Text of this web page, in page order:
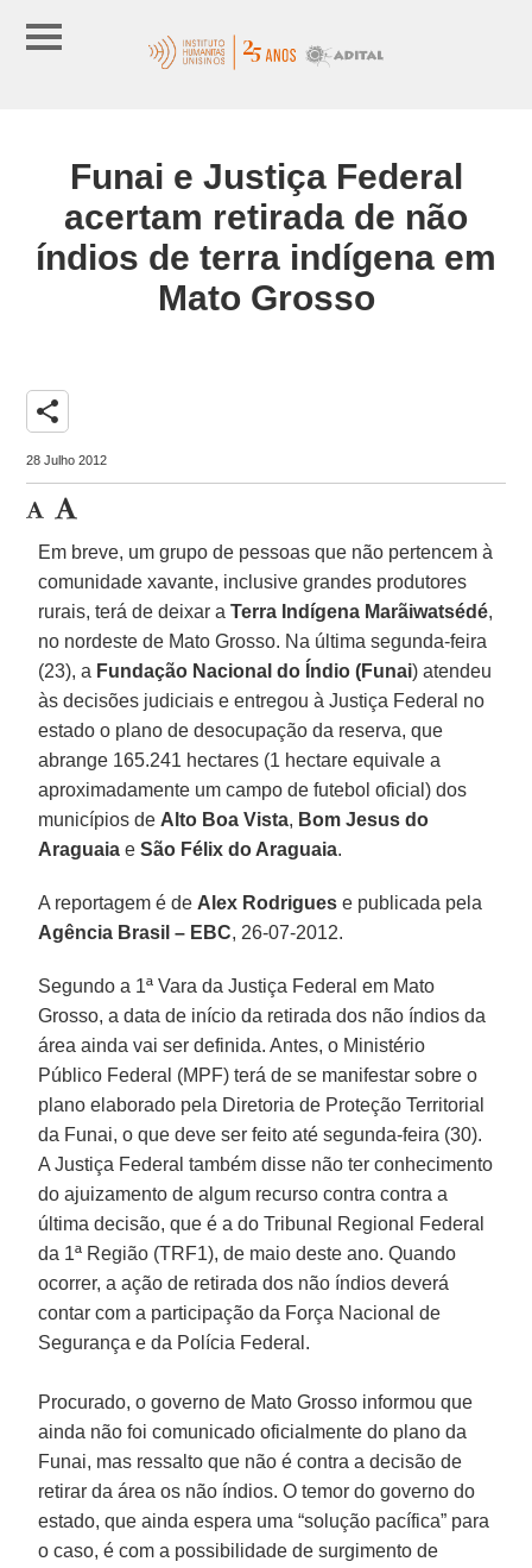
Funai e Justiça Federal
acertam retirada de não
índios de terra indígena em
Mato Grosso
share
28 Julho 2012
Em breve, um grupo de pessoas que não pertencem à
comunidade xavante, inclusive grandes produtores
rurais, terá de deixar aTerra Indígena Marãiwatsédé,
no nordeste de Mato Grosso. Na última segunda-feira
(23), a Fundação Nacional do Índio (Funai) atendeu
às decisões judiciais e entregou à Justiça Federal no
estado o plano de desocupação da reserva, que
abrange 165.241 hectares (1 hectare equivale a
aproximadamente um campo de futebol oficial) dos
municípios de Alto Boa Vista, Bom Jesus do
Araguaia eSão Félix do Araguaia.
A reportagem é de Alex Rodrigues e publicada pela
Agência Brasil – EBC, 26-07-2012.
Segundo a 1ª Vara da Justiça Federal em Mato
Grosso, a data de início da retirada dos não índios da
área ainda vai ser definida. Antes, o Ministério
Público Federal (MPF) terá de se manifestar sobre o
plano elaborado pela Diretoria de Proteção Territorial
da Funai, o que deve ser feito até segunda-feira (30).
A Justiça Federal também disse não ter conhecimento
do ajuizamento de algum recurso contra contra a
última decisão, que é a do Tribunal Regional Federal
da 1ª Região (TRF1), de maio deste ano. Quando
ocorrer, a ação de retirada dos não índios deverá
contar com a participação da Força Nacional de
Segurança e da Polícia Federal.
Procurado, o governo de Mato Grosso informou que
ainda não foi comunicado oficialmente do plano da
Funai, mas ressalto que não é contra a decisão de
retirar da área os não índios. O temor do governo do
estado, que ainda espera uma “solução pacífica” para
o caso, é com a possibilidade de surgimento de